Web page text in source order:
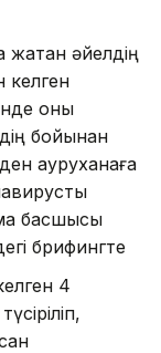
әйелдің
келген
оны
бойынан
ауруханаға
басшысы
брифингте
4